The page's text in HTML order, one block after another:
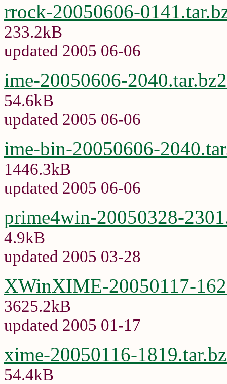
rrock-20050606-
233.2kB
updated 2005 06-06
ime-20050606-2040.tar.bz2
54.6kB
updated 2005 06-06
ime-bin-20050606-
1446.3kB
updated 2005 06-06
prime4win-20050328-
4.9kB
updated 2005 03-28
XWinXIME-20050117-
3625.2kB
updated 2005 01-17
xime-20050116-
54.4kB